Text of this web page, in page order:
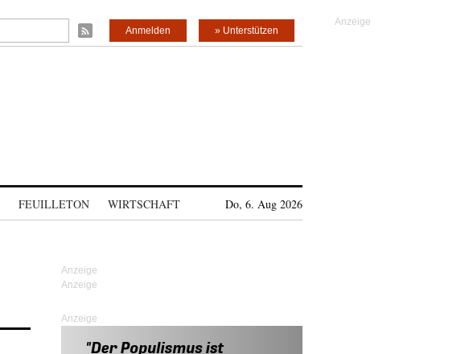
» Unterstützen
Anmelden
FEUILLETON WIRTSCHAFT Do, 6. Aug 2026
Anzeige